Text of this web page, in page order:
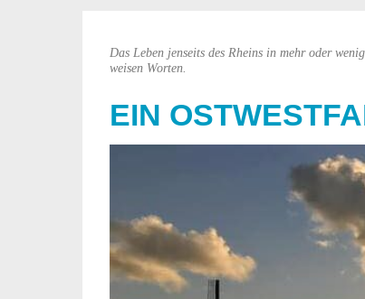
EIN
Das Leben jenseits des Rheins in mehr oder
weisen Worten.